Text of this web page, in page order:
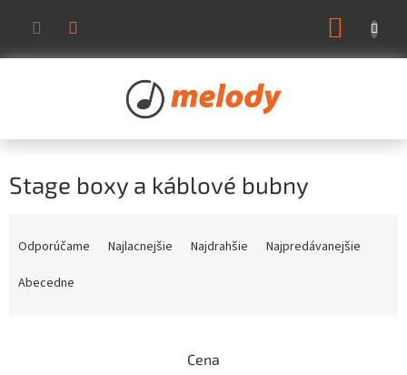
obsah
Stage boxy a káblové bubny
Odporúčame Najlacnejšie Najdrahšie
Najpredávanejšie
Abecedne
Cena